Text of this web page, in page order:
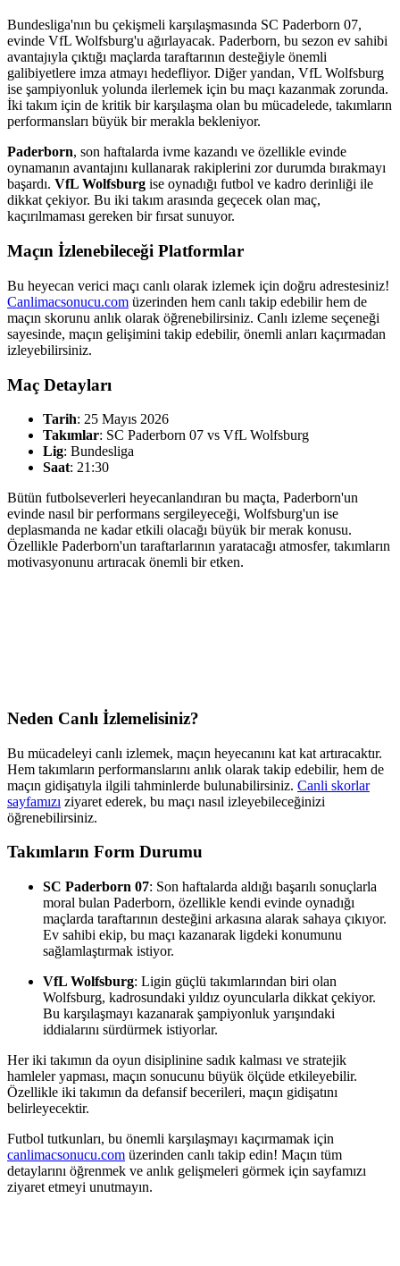
Bundesliga'nın bu çekişmeli karşılaşmasında SC Paderborn 07,
evinde VfL Wolfsburg'u ağırlayacak. Paderborn, bu sezon ev sahibi
avantajıyla çıktığı maçlarda taraftarının desteğiyle önemli
galibiyetlere imza atmayı hedefliyor. Diğer yandan, VfL Wolfsburg
ise şampiyonluk yolunda ilerlemek için bu maçı kazanmak zorunda.
İki takım için de kritik bir karşılaşma olan bu mücadelede, takımların
performansları büyük bir merakla bekleniyor.
Paderborn, son haftalarda ivme kazandı ve özellikle evinde
oynamanın avantajını kullanarak rakiplerini zor durumda bırakmayı
başardı. VfL Wolfsburg ise oynadığı futbol ve kadro derinliği ile
dikkat çekiyor. Bu iki takım arasında geçecek olan maç,
kaçırılmaması gereken bir fırsat sunuyor.
Maçın İzlenebileceği Platformlar
Bu heyecan verici maçı canlı olarak izlemek için doğru adrestesiniz!
Canlimacsonucu.com üzerinden hem canlı takip edebilir hem de
maçın skorunu anlık olarak öğrenebilirsiniz. Canlı izleme seçeneği
sayesinde, maçın gelişimini takip edebilir, önemli anları kaçırmadan
izleyebilirsiniz.
Maç Detayları
Tarih: 25 Mayıs 2026
Takımlar: SC Paderborn 07 vs VfL Wolfsburg
Lig: Bundesliga
Saat: 21:30
Bütün futbolseverleri heyecanlandıran bu maçta, Paderborn'un
evinde nasıl bir performans sergileyeceği, Wolfsburg'un ise
deplasmanda ne kadar etkili olacağı büyük bir merak konusu.
Özellikle Paderborn'un taraftarlarının yaratacağı atmosfer, takımların
motivasyonunu artıracak önemli bir etken.
Neden Canlı İzlemelisiniz?
Bu mücadeleyi canlı izlemek, maçın heyecanını kat kat artıracaktır.
Hem takımların performanslarını anlık olarak takip edebilir, hem de
maçın gidişatıyla ilgili tahminlerde bulunabilirsiniz. Canli skorlar
sayfamızı ziyaret ederek, bu maçı nasıl izleyebileceğinizi
öğrenebilirsiniz.
Takımların Form Durumu
SC Paderborn 07: Son haftalarda aldığı başarılı sonuçlarla
moral bulan Paderborn, özellikle kendi evinde oynadığı
maçlarda taraftarının desteğini arkasına alarak sahaya çıkıyor.
Ev sahibi ekip, bu maçı kazanarak ligdeki konumunu
sağlamlaştırmak istiyor.
VfL Wolfsburg: Ligin güçlü takımlarından biri olan
Wolfsburg, kadrosundaki yıldız oyuncularla dikkat çekiyor.
Bu karşılaşmayı kazanarak şampiyonluk yarışındaki
iddialarını sürdürmek istiyorlar.
Her iki takımın da oyun disiplinine sadık kalması ve stratejik
hamleler yapması, maçın sonucunu büyük ölçüde etkileyebilir.
Özellikle iki takımın da defansif becerileri, maçın gidişatını
belirleyecektir.
Futbol tutkunları, bu önemli karşılaşmayı kaçırmamak için
canlimacsonucu.com üzerinden canlı takip edin! Maçın tüm
detaylarını öğrenmek ve anlık gelişmeleri görmek için sayfamızı
ziyaret etmeyi unutmayın.